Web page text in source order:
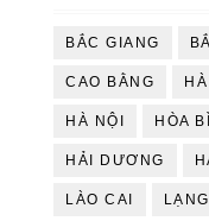
BẮC GIANG
CAO BẰNG
HÀ NỘI HÒA
HẢI DƯƠNG
LÀO CAI